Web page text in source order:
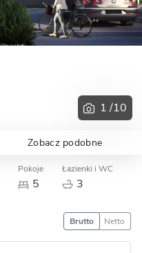
1 /10
Zobacz podobne
Pokoje
5
Łazienki i WC
3
Brutto Netto